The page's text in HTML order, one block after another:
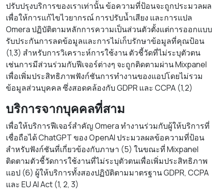
ปรับปรุงบริการของเราเท่านั้น ข้อความที่ป้อนจะถูกประมวลผล
เพื่อให้การแก้ไขไวยากรณ์ การปรับน้ำเสียง และการแปล
Omera ปฏิบัติตามหลักการความเป็นส่วนตัวตั้งแต่การออกแบบ
รับประกันการลดข้อมูลและการไม่เก็บรักษาข้อมูลที่คุณป้อน
(1,3) สำหรับการวิเคราะห์การใช้งาน ตัวชี้วัดที่ไม่ระบุตัวตน
เช่นการมีส่วนร่วมกับฟีเจอร์ต่างๆ จะถูกติดตามผ่าน Mixpanel
เพื่อเพิ่มประสิทธิภาพฟังก์ชันการทำงานของแอปโดยไม่รวม
ข้อมูลส่วนบุคคล ซึ่งสอดคล้องกับ GDPR และ CCPA (1,2)
บริการจากบุคคลที่สาม
เพื่อให้บริการฟีเจอร์สำคัญ Omera ทำงานร่วมกับผู้ให้บริการที่
เชื่อถือได้ ChatGPT ของ OpenAI ประมวลผลข้อความที่ป้อน
สำหรับฟังก์ชันที่เกี่ยวข้องกับภาษา (5) ในขณะที่ Mixpanel
ติดตามตัวชี้วัดการใช้งานที่ไม่ระบุตัวตนเพื่อเพิ่มประสิทธิภาพ
แอป (6) ผู้ให้บริการทั้งสองปฏิบัติตามมาตรฐาน GDPR, CCPA
และ EU AI Act (1, 2, 3)